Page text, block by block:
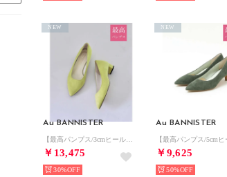
Au BANNISTER
￥13,475
NEW
30%
Au BANNISTER
￥9,625
NEW
50%